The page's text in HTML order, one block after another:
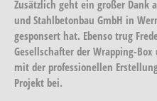
Zusätzlich geht ein großer Dank
und Stahlbetonbau GmbH in
gesponsert hat. Ebenso trug
Gesellschafter der Wrapping-
mit der professionellen
Projekt bei.